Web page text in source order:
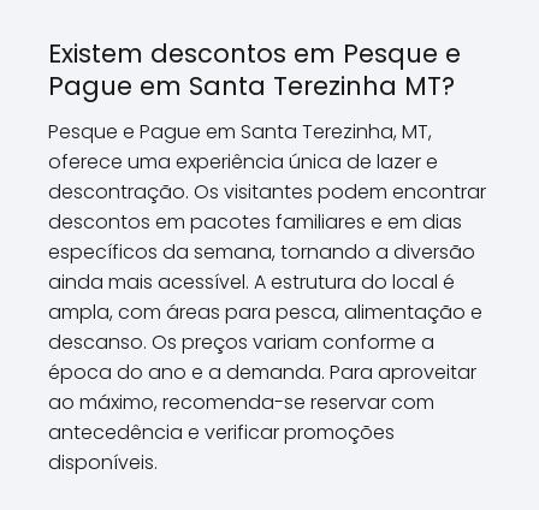
Existem descontos em Pesque e
Pague em Santa Terezinha MT?
Pesque e Pague em Santa Terezinha, MT,
oferece uma experiência única de lazer e
descontração. Os visitantes podem encontrar
descontos em pacotes familiares e em dias
específicos da semana, tornando a diversão
ainda mais acessível. A estrutura do local é
ampla, com áreas para pesca, alimentação e
descanso. Os preços variam conforme a
época do ano e a demanda. Para aproveitar
ao máximo, recomenda-se reservar com
antecedência e verificar promoções
disponíveis.